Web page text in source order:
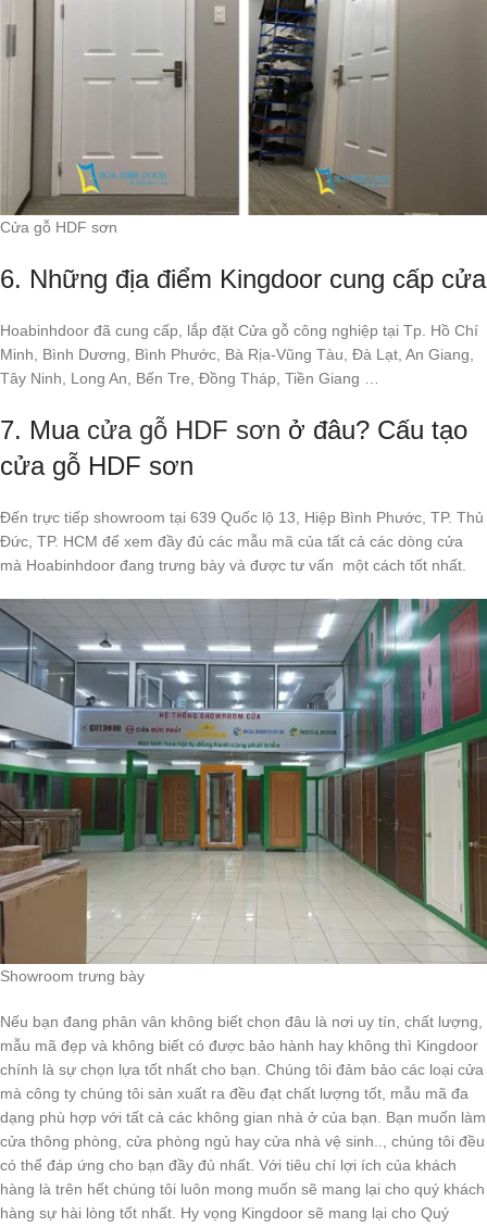
Cửa gỗ HDF sơn
6. Những địa điểm Kingdoor cung cấp cửa
Hoabinhdoor đã cung cấp, lắp đặt Cửa gỗ công nghiệp tại Tp. Hồ Chí
Minh, Bình Dương, Bình Phước, Bà Rịa-Vũng Tàu, Đà Lạt, An Giang,
Tây Ninh, Long An, Bến Tre, Đồng Tháp, Tiền Giang …
7. Mua cửa gỗ HDF sơn ở đâu? Cấu tạo
cửa gỗ HDF sơn
Đến trực tiếp showroom tại 639 Quốc lộ 13, Hiệp Bình Phước, TP. Thủ
Đức, TP. HCM để xem đầy đủ các mẫu mã của tất cả các dòng cửa
mà Hoabinhdoor đang trưng bày và được tư vấn một cách tốt nhất.
Showroom trưng bày
Nếu bạn đang phân vân không biết chọn đâu là nơi uy tín, chất lượng,
mẫu mã đẹp và không biết có được bảo hành hay không thì Kingdoor
chính là sự chọn lựa tốt nhất cho bạn. Chúng tôi đảm bảo các loại cửa
mà công ty chúng tôi sản xuất ra đều đạt chất lượng tốt, mẫu mã đa
dạng phù hợp với tất cả các không gian nhà ở của bạn. Bạn muốn làm
cửa thông phòng, cửa phòng ngủ hay cửa nhà vệ sinh.., chúng tôi đều
có thể đáp ứng cho bạn đầy đủ nhất. Với tiêu chí lợi ích của khách
hàng là trên hết chúng tôi luôn mong muốn sẽ mang lại cho quý khách
hàng sự hài lòng tốt nhất. Hy vọng Kingdoor sẽ mang lại cho Quý